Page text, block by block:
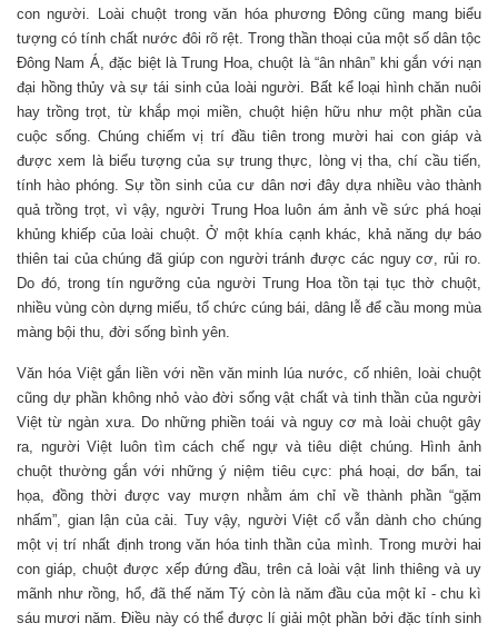
con người. Loài chuột trong văn hóa phương Đông cũng mang biểu
tượng có tính chất nước đôi rõ rệt. Trong thần thoại của một số dân tộc
Đông Nam Á, đặc biệt là Trung Hoa, chuột là “ân nhân” khi gắn với nạn
đại hồng thủy và sự tái sinh của loài người. Bất kể loại hình chăn nuôi
hay trồng trọt, từ khắp mọi miền, chuột hiện hữu như một phần của
cuộc sống. Chúng chiếm vị trí đầu tiên trong mười hai con giáp và
được xem là biểu tượng của sự trung thực, lòng vị tha, chí cầu tiến,
tính hào phóng. Sự tồn sinh của cư dân nơi đây dựa nhiều vào thành
quả trồng trọt, vì vậy, người Trung Hoa luôn ám ảnh về sức phá hoại
khủng khiếp của loài chuột. Ở một khía cạnh khác, khả năng dự báo
thiên tai của chúng đã giúp con người tránh được các nguy cơ, rủi ro.
Do đó, trong tín ngưỡng của người Trung Hoa tồn tại tục thờ chuột,
nhiều vùng còn dựng miếu, tổ chức cúng bái, dâng lễ để cầu mong mùa
màng bội thu, đời sống bình yên.
Văn hóa Việt gắn liền với nền văn minh lúa nước, cố nhiên, loài chuột
cũng dự phần không nhỏ vào đời sống vật chất và tinh thần của người
Việt từ ngàn xưa. Do những phiền toái và nguy cơ mà loài chuột gây
ra, người Việt luôn tìm cách chế ngự và tiêu diệt chúng. Hình ảnh
chuột thường gắn với những ý niệm tiêu cực: phá hoại, dơ bẩn, tai
họa, đồng thời được vay mượn nhằm ám chỉ về thành phần “gặm
nhấm”, gian lận của cải. Tuy vậy, người Việt cổ vẫn dành cho chúng
một vị trí nhất định trong văn hóa tinh thần của mình. Trong mười hai
con giáp, chuột được xếp đứng đầu, trên cả loài vật linh thiêng và uy
mãnh như rồng, hổ, đã thế năm Tý còn là năm đầu của một kỉ - chu kì
sáu mươi năm. Điều này có thể được lí giải một phần bởi đặc tính sinh